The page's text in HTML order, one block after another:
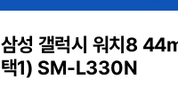
삼성 갤럭시 워치8
택1) SM-L330N